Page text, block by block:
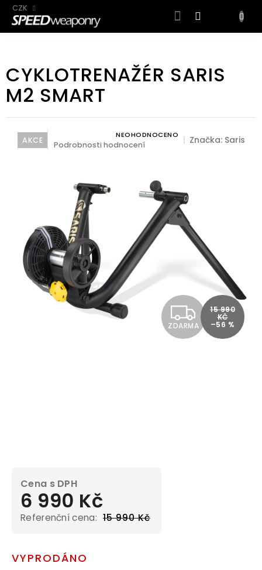
obsah
CZK
CYKLOTRENAŽÉR SARIS
M2 SMART
AKCE Průměrné hodnocení produktu je 0,0 z 5 hvězdiček.
NEOHODNOCENO
Podrobnosti hodnocení Značka: Saris
Z
D
ZDARMA
15 990
KČ
–56 %
15 990 Kč
6 990 Kč
VYPRODÁNO